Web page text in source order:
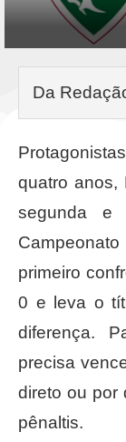
Da
quatro anos,
segunda e
primeiro
0 e leva o
diferença.
precisa
direto ou por
pênaltis.